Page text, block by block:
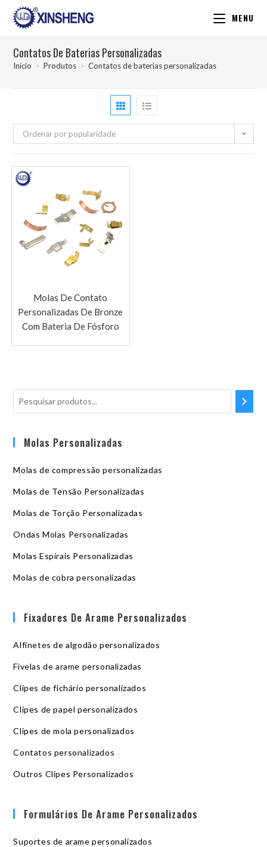
MENU
Contatos De Baterias Personalizadas
Início > Produtos > Contatos de baterias personalizadas
Ordenar por popularidade
Molas De Contato
Personalizadas De Bronze
Com Bateria De Fósforo
Molas Personalizadas
Molas de compressão personalizadas
Molas de Tensão Personalizadas
Molas de Torção Personalizadas
Ondas Molas Personalizadas
Molas Espirais Personalizadas
Molas de cobra personalizadas
Fixadores De Arame Personalizados
Alfinetes de algodão personalizados
Fivelas de arame personalizadas
Clipes de fichário personalizados
Clipes de papel personalizados
Clipes de mola personalizados
Contatos personalizados
Outros Clipes Personalizados
Formulários De Arame Personalizados
Suportes de arame personalizados